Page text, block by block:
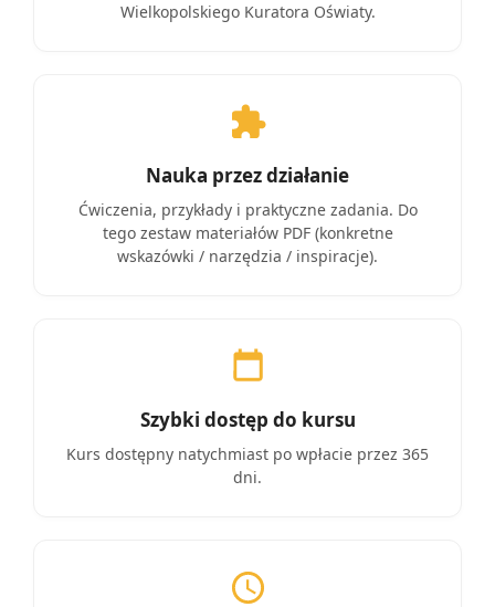
Wielkopolskiego Kuratora Oświaty.
Nauka przez działanie
Ćwiczenia, przykłady i praktyczne zadania. Do
tego zestaw materiałów PDF (konkretne
wskazówki / narzędzia / inspiracje).
Szybki dostęp do kursu
Kurs dostępny natychmiast po wpłacie przez 365
dni.